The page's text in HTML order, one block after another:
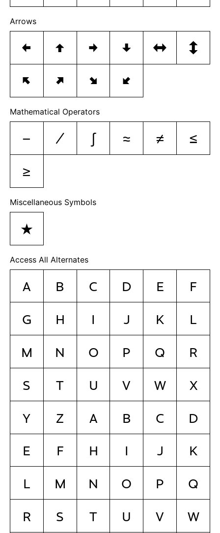
Arrows
← ↑ → ↓ ↔
↕
↖
↗ ↘ ↙
Mathematical Operators
− ∕ ∫ ≈ ≠
≤
≥
Miscellaneous Symbols
★
Access All Alternates
A B C D E
F
G
H I J K
L
M
N O P Q
R
S
T U V W
X
Y
Z a b c
d
e
f h i j
k
l
m n o p
q
r
s t u v w